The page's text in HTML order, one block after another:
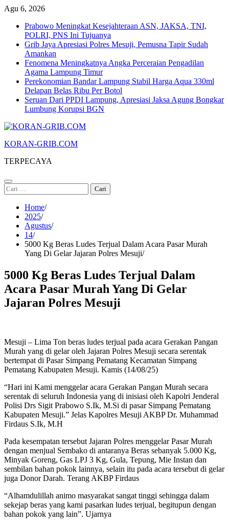
Skip
content
Agu 6, 2026
Prabowo Meningkat Kesejahteraan ASN, JAKSA, TNI,
POLRI, PNS Ini Tujuanya
Grib Jaya Apresiasi Polres Mesuji, Pemusna Tapir Sudah
Amankan
Fenomena Meningkatnya Angka Perceraian Pengadilan
Agama Lampung Timur
Perekonomian Bandar Lampung Stabil Harga Aqua 330ml
Delapan Belas Ribu Per Botol
Seruan Dari PPDI Lampung, Apresiasi Jaksa Agung Bongkar
Lumbung Korupsi BGN
KORAN-GRIB.COM
TERPECAYA
Cari
untuk:
Home
2025
Agustus
14
5000 Kg Beras Ludes Terjual Dalam Acara Pasar Murah
Yang Di Gelar Jajaran Polres Mesuji
5000 Kg Beras Ludes Terjual Dalam
Acara Pasar Murah Yang Di Gelar
Jajaran Polres Mesuji
Mesuji – Lima Ton beras ludes terjual pada acara Gerakan Pangan
Murah yang di gelar oleh Jajaran Polres Mesuji secara serentak
bertempat di Pasar Simpang Pematang Kecamatan Simpang
Pematang Kabupaten Mesuji. Kamis (14/08/25)
“Hari ini Kami menggelar acara Gerakan Pangan Murah secara
serentak di seluruh Indonesia yang di inisiasi oleh Kapolri Jenderal
Polisi Drs Sigit Prabowo S.Ik, M.Si di pasar Simpang Pematang
Kabupaten Mesuji.” Jelas Kapolres Mesuji AKBP Dr. Muhammad
Firdaus S.Ik, M.H
Pada kesempatan tersebut Jajaran Polres menggelar Pasar Murah
dengan menjual Sembako di antaranya Beras sebanyak 5.000 Kg,
Minyak Goreng, Gas LPJ 3 Kg, Gula, Tepung, Mie Instan dan
sembilan bahan pokok lainnya, selain itu pada acara tersebut di gelar
juga Donor Darah. Terang AKBP Firdaus
“Alhamdulillah animo masyarakat sangat tinggi sehingga dalam
sekejap beras yang kami pasarkan ludes terjual, begitupun dengan
bahan pokok yang lain”. Ujarnya